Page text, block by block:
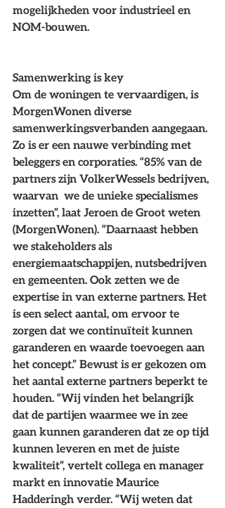
mogelijkheden voor industrieel en
NOM-bouwen.
Samenwerking is key
Om de woningen te vervaardigen, is
MorgenWonen diverse
samenwerkingsverbanden aangegaan.
Zo is er een nauwe verbinding met
beleggers en corporaties. “85% van de
partners zijn VolkerWessels bedrijven,
waarvan  we de unieke specialismes
inzetten”, laat Jeroen de Groot weten
(MorgenWonen). “Daarnaast hebben
we stakeholders als
energiemaatschappijen, nutsbedrijven
en gemeenten. Ook zetten we de
expertise in van externe partners. Het
is een select aantal, om ervoor te
zorgen dat we continuïteit kunnen
garanderen en waarde toevoegen aan
het concept.” Bewust is er gekozen om
het aantal externe partners beperkt te
houden. “Wij vinden het belangrijk
dat de partijen waarmee we in zee
gaan kunnen garanderen dat ze op tijd
kunnen leveren en met de juiste
kwaliteit”, vertelt collega en manager
markt en innovatie Maurice
Hadderingh verder. “Wij weten dat